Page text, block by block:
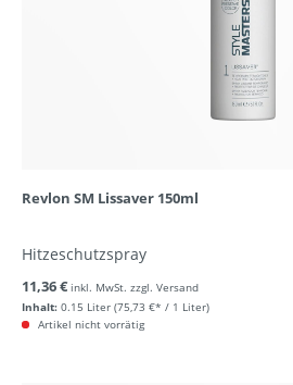
Revlon SM Lissaver 150ml
Hitzeschutzspray
Inhalt: 0.15 Liter (75,73 €* / 1 Liter)
11,36 € inkl. MwSt. zzgl. Versand
Artikel nicht vorrätig